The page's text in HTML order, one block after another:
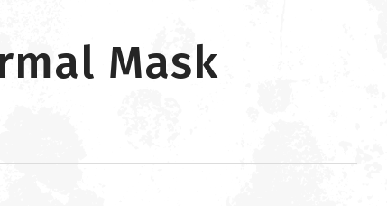
Mask